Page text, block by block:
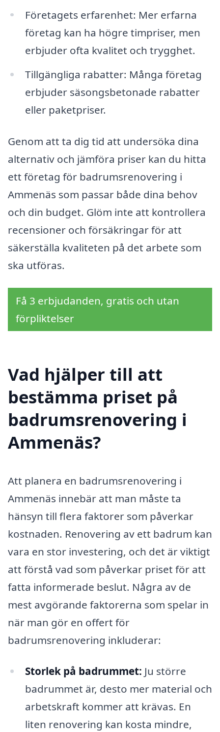
Företagets erfarenhet: Mer erfarna
företag kan ha högre timpriser, men
erbjuder ofta kvalitet och trygghet.
Tillgängliga rabatter: Många företag
erbjuder säsongsbetonade rabatter
eller paketpriser.
Genom att ta dig tid att undersöka dina
alternativ och jämföra priser kan du hitta
ett företag för badrumsrenovering i
Ammenäs som passar både dina behov
och din budget. Glöm inte att kontrollera
recensioner och försäkringar för att
säkerställa kvaliteten på det arbete som
ska utföras.
Få 3 erbjudanden, gratis och utan
förpliktelser
Vad hjälper till att
bestämma priset på
badrumsrenovering i
Ammenäs?
Att planera en badrumsrenovering i
Ammenäs innebär att man måste ta
hänsyn till flera faktorer som påverkar
kostnaden. Renovering av ett badrum kan
vara en stor investering, och det är viktigt
att förstå vad som påverkar priset för att
fatta informerade beslut. Några av de
mest avgörande faktorerna som spelar in
när man gör en offert för
badrumsrenovering inkluderar:
Storlek på badrummet: Ju större
badrummet är, desto mer material och
arbetskraft kommer att krävas. En
liten renovering kan kosta mindre,